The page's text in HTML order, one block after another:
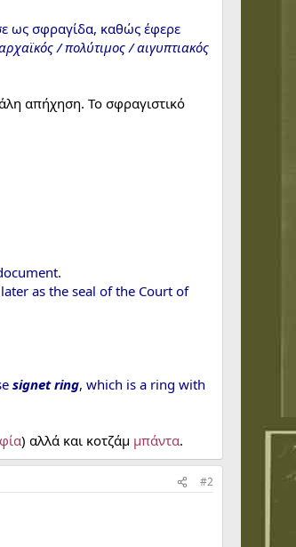
ως σφραγίδα, καθώς έφερε
/ πολύτιμος / αιγυπτιακός
απήχηση. Το σφραγιστικό
as the seal of the Court of
signet ring, which is a ring with
) αλλά και κοτζάμ μπάντα.
#2